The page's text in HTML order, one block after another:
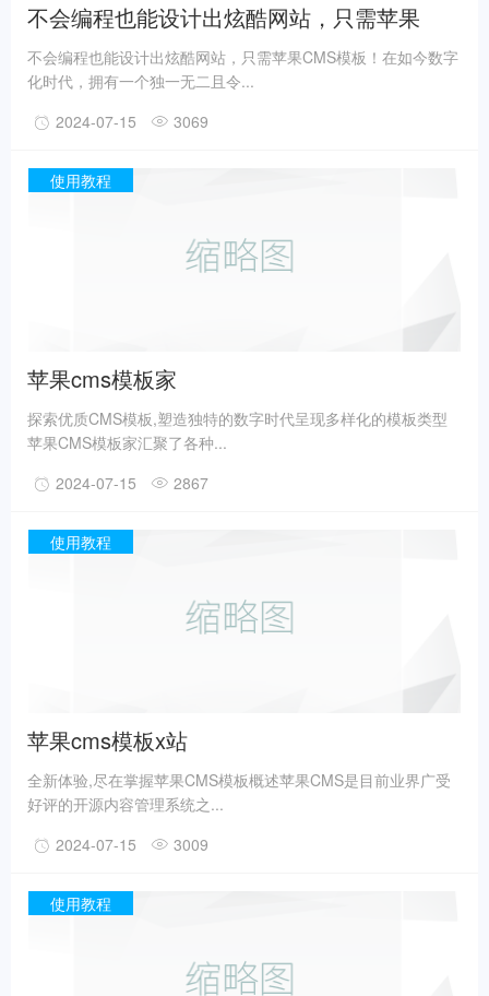
不会编程也能设计出炫酷网站，只需苹果
CMS模板！
不会编程也能设计出炫酷网站，只需苹果CMS模板！在如今数字
化时代，拥有一个独一无二且令...
2024-07-15
3069
使用教程
苹果cms模板家
探索优质CMS模板,塑造独特的数字时代呈现多样化的模板类型
苹果CMS模板家汇聚了各种...
2024-07-15
2867
使用教程
苹果cms模板x站
全新体验,尽在掌握苹果CMS模板概述苹果CMS是目前业界广受
好评的开源内容管理系统之...
2024-07-15
3009
使用教程